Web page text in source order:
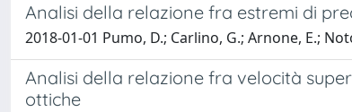
Analisi della relazione fra estremi di
2018-01-01 Pumo, D.; Carlino, G.; Arnone, E.;
Analisi della relazione fra velocità
ottiche